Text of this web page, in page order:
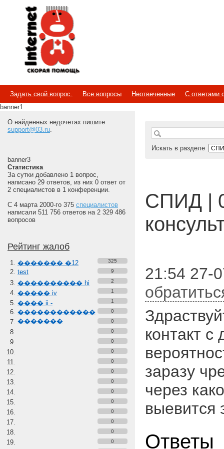
Internet
Скорая помощь
Задать свой вопрос. Все вопросы Неотвеченные
С ответами
banner1
О найденных недочетах пишите
support@03.ru.
banner3
Статистика
За сутки добавлено 1 вопрос,
написано 29 ответов, из них 0 ответ от
2 специалистов в 1 конференции.
С 4 марта 2000-го 375 специалистов
написали 511 756 ответов на 2 329 486
вопросов
Рейтинг жалоб
������� �12 325
test 9
���������� hi 2
����� iv 1
���� ii -
������������
�������
1
0
0
0
0
0
0
0
0
0
0
0
0
0
0
Искать в разделе
СПИД |
21:54 27-
контакт с
заразу
через
выевится
Ответы